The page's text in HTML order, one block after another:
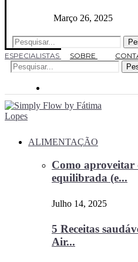
Março 26, 2025
ESPECIALISTAS
SOBRE
ALIMENTAÇÃO
Como aproveitar
equilibrada (e...
Julho 14, 2025
5 Receitas
Air...